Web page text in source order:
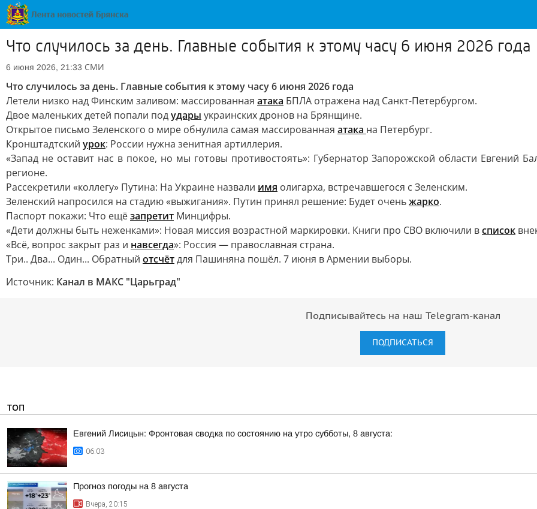
Что случилось за день. Главные события к этому часу 6 июня 2026 года
6 июня 2026, 21:33 СМИ
Что случилось за день. Главные события к этому часу 6 июня 2026 года
Летели низко над Финским заливом: массированная атака БПЛА отражена над Санкт-Петербургом.
Двое маленьких детей попали подудары украинских дронов на Брянщине.
Открытое письмо Зеленского о мире обнулила самая массированная атака на Петербург.
Кронштадтский урок: России нужна зенитная артиллерия.
«Запад не оставит нас в покое, но мы готовы противостоять»: Губернатор Запорожской области Евгений
регионе.
Рассекретили «коллегу» Путина: На Украине назвали имя олигарха, встречавшегося с Зеленским.
Зеленский напросился на стадию «выжигания». Путин принял решение: Будет оченьжарко.
Паспорт покажи: Что ещёзапретит Минцифры.
«Дети должны быть неженками»: Новая миссия возрастной маркировки. Книги про СВО включили всписок
«Всё, вопрос закрыт раз и навсегда»: Россия — православная страна.
Три.. Два... Один... Обратный отсчётдля Пашиняна пошёл. 7 июня в Армении выборы.
Источник: Канал в МАКС "Царьград"
Подписывайтесь на наш Telegram-канал
ПОДПИСАТЬСЯ
ТОП
Евгений Лисицын: Фронтовая сводка по состоянию на утро субботы, 8 августа:
06:03
Прогноз погоды на 8 августа
Вчера, 20:15